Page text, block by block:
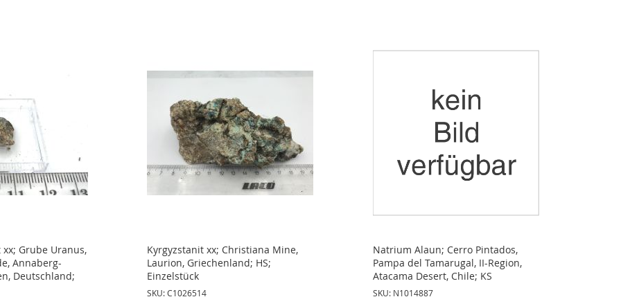
Grube Uranus,
Annaberg-
Deutschland;
Kyrgyzstanit xx; Christiana Mine,
Laurion, Griechenland; HS;
Einzelstück
SKU: C1026514
Natrium Alaun; Cerro Pintados,
Pampa del Tamarugal, II-Region,
Atacama Desert, Chile; KS
SKU: N1014887